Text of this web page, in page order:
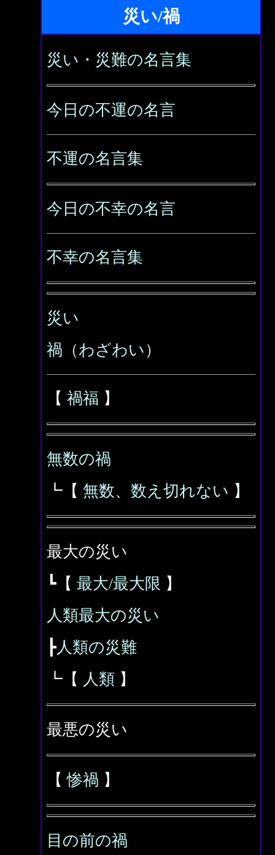
災い/禍
災い・災難の名言集
今日の不運の名言
不運の名言集
今日の不幸の名言
不幸の名言集
災い
禍（わざわい）
【 禍福 】
無数の禍
┗【 無数、数え切れない 】
最大の災い
┗【 最大/最大限 】
人類最大の災い
┣人類の災難
┗【 人類 】
最悪の災い
【惨禍 】
目の前の禍